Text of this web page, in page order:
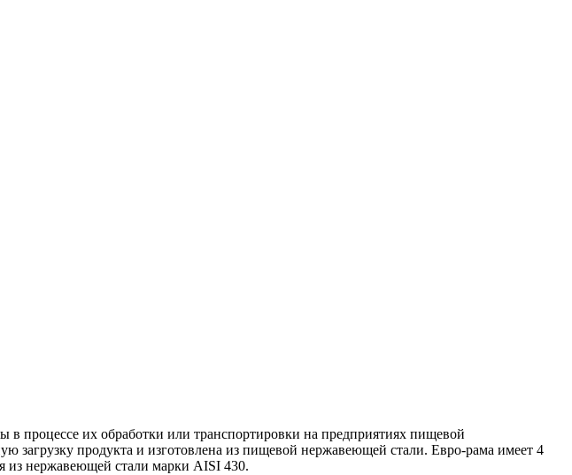
процессе их обработки или транспортировки на предприятиях пищевой
загрузку продукта и изготовлена из пищевой нержавеющей стали. Евро-рама имеет 4
из нержавеющей стали марки AISI 430.